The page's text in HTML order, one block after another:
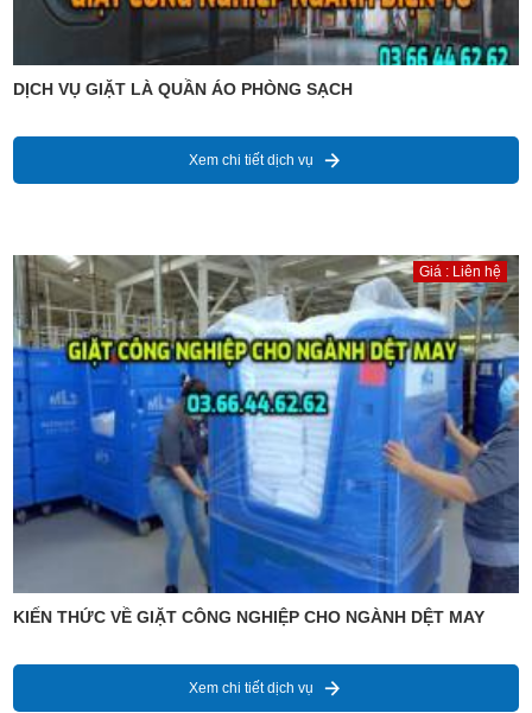
DỊCH VỤ GIẶT LÀ QUẦN ÁO PHÒNG SẠCH
Xem chi tiết dịch vụ
Giá : Liên hệ
KIẾN THỨC VỀ GIẶT CÔNG NGHIỆP CHO NGÀNH DỆT MAY
Xem chi tiết dịch vụ